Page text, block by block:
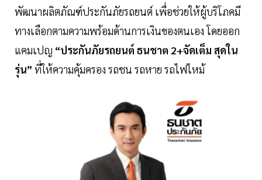
พัฒนาผลิตภัณฑ์ประกันภัยรถยนต์ เพื่อช่วยให้ผู้บริโภคมี
ทางเลือกตามความพร้อมด้านการเงินของตนเอง โดยออก
แคมเปญ “ประกันภัยรถยนต์ ธนชาต 2+จัดเต็ม สุดใน
รุ่น” ที่ให้ความคุ้มครอง รถชน รถหาย รถไฟไหม้